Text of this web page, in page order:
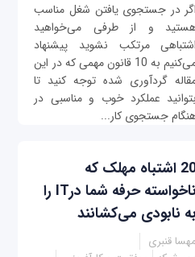
اگر در جستجوی یافتن شغل مناسب
و از طرفی می‌خواهید
اشتباهی مرتکب نشوید پیشنهاد
می‌کنیم به 10 قانون مهمی که در این
گردآوری شده توجه کنید تا
بتوانید عملکرد خوب و مناسبی در
جستجوی کار...
20 اشتباه مهلک که
ناخواسته حرفه شما درIT را
به نابودی می‌کشانند
مهسا قنبری